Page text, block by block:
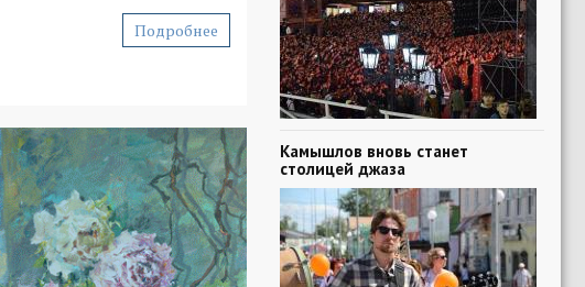
Подробнее
Камышлов вновь станет
столицей джаза